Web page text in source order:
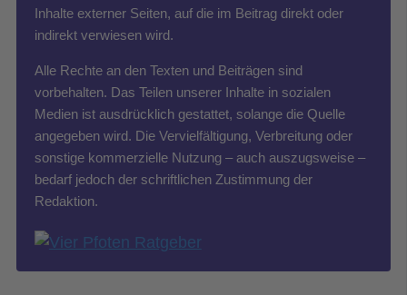
Inhalte externer Seiten, auf die im Beitrag direkt oder
indirekt verwiesen wird.
Alle Rechte an den Texten und Beiträgen sind
vorbehalten. Das Teilen unserer Inhalte in sozialen
Medien ist ausdrücklich gestattet, solange die Quelle
angegeben wird. Die Vervielfältigung, Verbreitung oder
sonstige kommerzielle Nutzung – auch auszugsweise –
bedarf jedoch der schriftlichen Zustimmung der
Redaktion.